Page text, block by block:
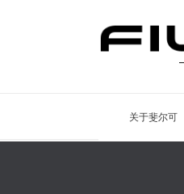
关于斐尔可